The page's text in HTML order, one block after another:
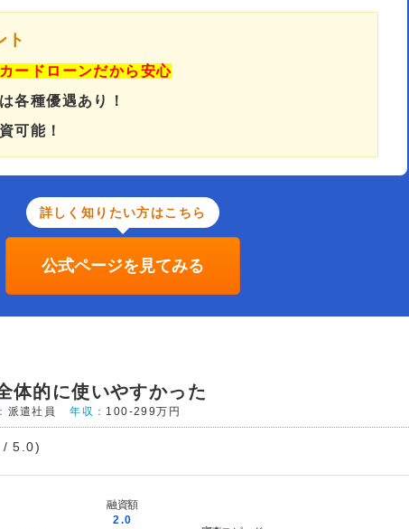
ト
ードローンだから安心
各種優遇あり！
可能！
詳しく知りたい方はこちら
公式ページを見てみる
体的に使いやすかった
派遣社員 年収： 100-299万円
/ 5.0)